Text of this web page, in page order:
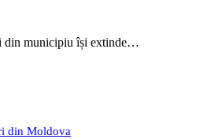
din municipiu își extinde…
din Moldova